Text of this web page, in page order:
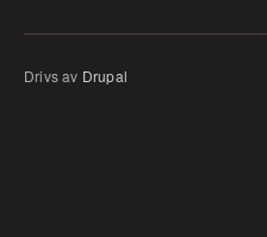
Drivs av Drupal